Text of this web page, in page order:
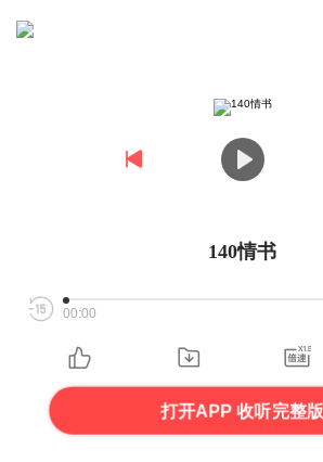
140情书
00:00
打开APP 收听完整版